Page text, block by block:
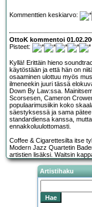
Kommenttien keskiarvo:
OttoK kommentoi
Pisteet:
Kyllä! Erittäin hieno
käytöstään ja että hän on
osaaminen ulottuu myös
ilmeneekin juuri tässä
Down By Law:ssa.
Scorsesen, Cameron
populaarimusiikin koko
säestyksessä ja sama
standardiensa kanssa,
ennakkoluulottomasti.
Coffee & Cigarettesilta itse
Modern Jazz Quartetin
artistien lisäksi. Waitsin
Artistihaku